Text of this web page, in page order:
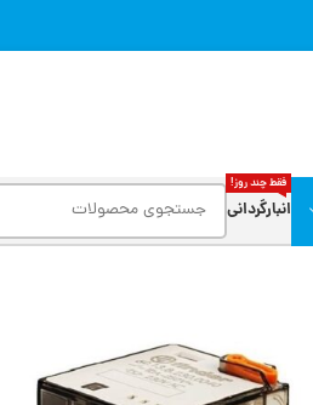
انبارگردانی
فقط چند روز!